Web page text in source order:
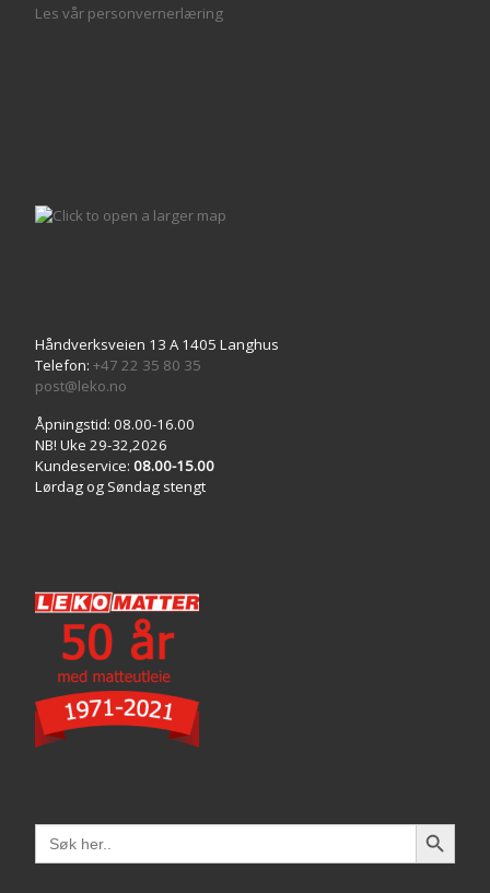
Les vår personvernerlæring
Håndverksveien 13 A 1405 Langhus
Telefon: +47 22 35 80 35
post@leko.no
Åpningstid: 08.00-16.00
NB! Uke 29-32,2026
Kundeservice: 08.00-15.00
Lørdag og Søndag stengt
Search
for:
SEARCH